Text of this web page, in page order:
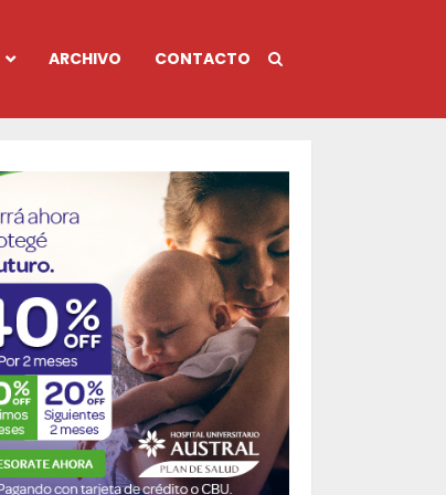
ARCHIVO CONTACTO